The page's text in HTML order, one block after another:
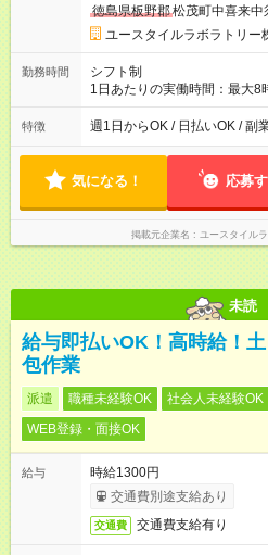
用形態：本採用時と同じです
徳島県板野郡松茂町中喜来中
ユースタイルラボラトリー
勤務時間
シフト制
1日あたりの実働時間：最大8
00 ※週1日～OK ／ 夜勤専従 ※上記の時間内で8時間勤務（休憩
1時間）ご利用者様により、
特徴 週1日からOK / 日払いOK / 副
気になる！ 応募
掲載元企業名 ユースタイル
未読
給与即払いOK！高時給！
包作業
派遣 職種未経験OK 社会人未経験OK
WEB登録・面接OK
給与
時給1300円
交通費別途支給あり
交通費 交通費支給有り